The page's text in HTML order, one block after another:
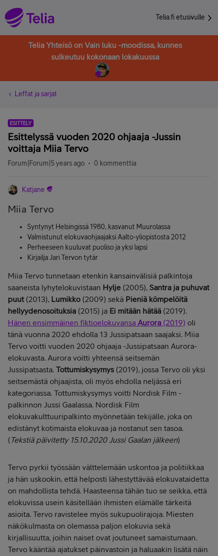
Telia.fi etusivulle
Telia Yhteisö on Vain luku -moodissa, kunnes
sulkeutuu kokonaan lokakuussa
Leffat ja sarjat
ESITTELY
Esittelyssä vuoden 2020 ohjaaja -Jussin
voittaja Miia Tervo
Forum|Forum|5 years ago 0 kommenttia
Katjane
Miia Tervo
Syntynyt Helsingissä 1980, kasvanut Muurolassa
Valmistunut elokuvaohjaajaksi Aalto-yliopistosta 2012
Perheeseen kuuluvat puoliso ja yksi lapsi
Kirjailja Jari Tervon tytär
Miia Tervo tunnetaan etenkin kansainvälisiä palkintoja
saaneista lyhytelokuvistaan Hylje (2005), Santra ja puhuvat
puut (2013), Lumikko (2009) sekä Pieniä kömpelöitä
hellyydenosoituksia (2015) ja Ei mitään hätää (2019).
Hänen ensimmäinen fiktioelokuvansa Aurora (2019) oli
tänä vuonna 2020 ehdolla 13 Jussipatsaan saajaksi. Miia
Tervo voitti vuoden 2020 ohjaaja -Jussipatsaan Aurora-
elokuvasta. Aurora voitti yhteensä seitsemän
Jussipatsasta. Tottumiskysymys(2019), jossa Tervo oli yksi
seitsemästä ohjaajista, oli myös ehdolla neljässä eri
kategoriassa. Tottumiskysymys voitti Nordisk Film -
palkinnon Jussi Gaalassa. Nordisk Film
elokuvakulttuuripalkinto myönnetään tekijälle, joka on
edistänyt kotimaista elokuvaa ja nostanut sen tasoa.
(Tekstiä päivitetty 15.10.2020 Jussi Gaalan jälkeen)
Tervo pyrkii työssään välttelemään uskontoa ja politiikkaa
ja hän uskookin, että helposti lähestyttävää elokuvataidetta
on mahdollista tehdä. Haasteensa tähän tuo se seikka, että
elokuvissa usein käsitellään ihmisten elämälle tärkeitä
asioita. Tervo ravistelee myös sukupuolirajoja. Miesten
näkökulmasta on olemassa paljon elokuvia sekä
kirjallisuutta, joihin naiset ovat joutuneet samaistumaan.
Tervo kääntää ajatukset päinvastoin ja haluaakin lisätä näin